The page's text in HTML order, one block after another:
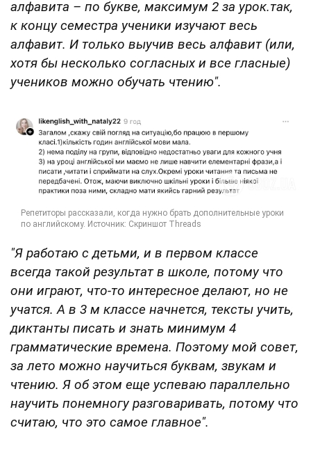
алфавита – по букве, максимум 2 за урок.так,
к концу семестра ученики изучают весь
алфавит. И только выучив весь алфавит (или,
хотя бы несколько согласных и все гласные)
учеников можно обучать чтению".
"Я работаю с детьми, и в первом классе
всегда такой результат в школе, потому что
они играют, что-то интересное делают, но не
учатся. А в 3 м классе начнется, тексты учить,
диктанты писать и знать минимум 4
грамматические времена. Поэтому мой совет,
за лето можно научиться буквам, звукам и
чтению. Я об этом еще успеваю параллельно
научить понемногу разговаривать, потому что
считаю, что это самое главное".